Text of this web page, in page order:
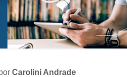
Carolini Andrade